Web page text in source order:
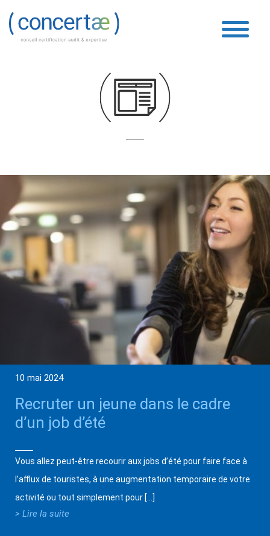
10 mai 2024
Recruter un jeune dans le cadre
d’un job d’été
Vous allez peut-être recourir aux jobs d’été pour faire face à
l’afflux de touristes, à une augmentation temporaire de votre
activité ou tout simplement pour […]
> Lire la suite